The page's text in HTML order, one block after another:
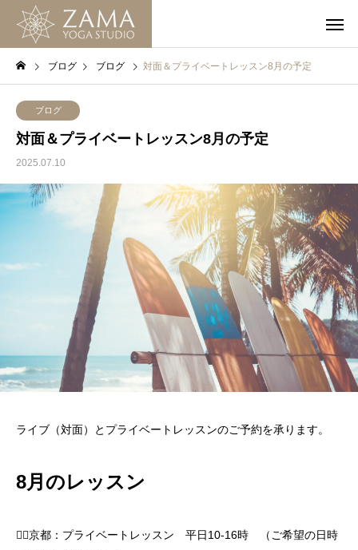
ブログ ブログ 対面＆プライベートレッスン8月の予定
ブログ
対面＆プライベートレッスン8月の予定
2025.07.10
ライブ（対面）とプライベートレッスンのご予約を承ります。
8月のレッスン
🧘‍♀️京都：プライベートレッスン 平日10-16時 （ご希望の日時